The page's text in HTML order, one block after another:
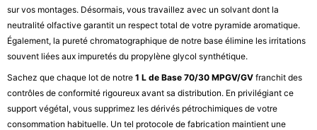
sur vos montages. Désormais, vous travaillez avec un solvant dont la
neutralité olfactive garantit un respect total de votre pyramide aromatique.
Également, la pureté chromatographique de notre base élimine les irritations
souvent liées aux impuretés du propylène glycol synthétique.
Sachez que chaque lot de notre 1 L de Base 70/30 MPGV/GV franchit des
contrôles de conformité rigoureux avant sa distribution. En privilégiant ce
support végétal, vous supprimez les dérivés pétrochimiques de votre
consommation habituelle. Un tel protocole de fabrication maintient une